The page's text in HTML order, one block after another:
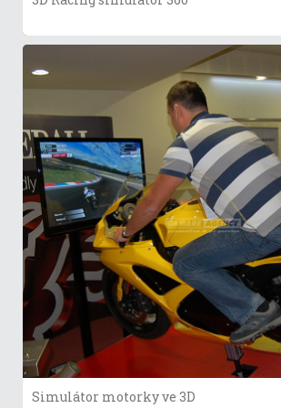
Simulátor motorky ve 3D